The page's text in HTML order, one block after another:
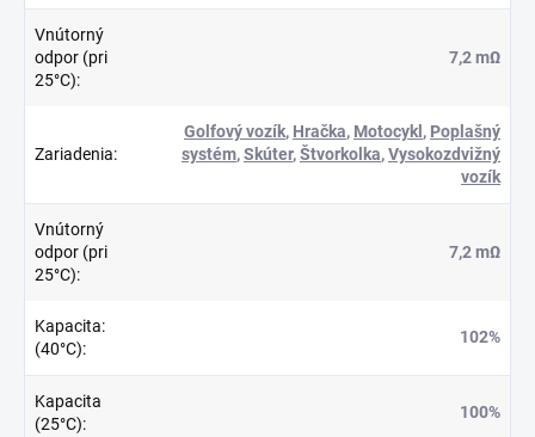
Vnútorný
odpor (pri
25°C):
7,2 mΩ
Zariadenia:
Golfový vozík, Hračka, Motocykl , Poplašný
systém,Skúter,Štvorkolka,Vysokozdvižný
vozík
Vnútorný
odpor (pri
25°C):
7,2 mΩ
Kapacita:
(40°C):
102%
Kapacita
(25°C):
100%